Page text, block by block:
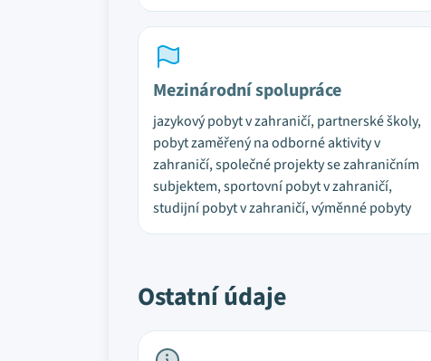
Mezinárodní spolupráce
jazykový pobyt v zahraničí, partnerské školy,
pobyt zaměřený na odborné aktivity v
zahraničí, společné projekty se zahraničním
subjektem, sportovní pobyt v zahraničí,
studijní pobyt v zahraničí, výměnné pobyty
Ostatní údaje